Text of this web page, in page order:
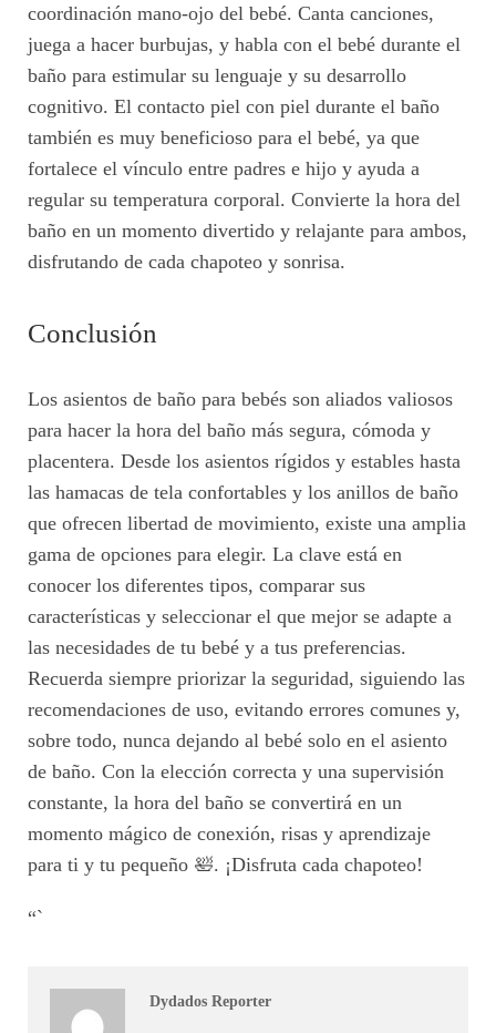
coordinación mano-ojo del bebé. Canta canciones,
juega a hacer burbujas, y habla con el bebé durante el
baño para estimular su lenguaje y su desarrollo
cognitivo. El contacto piel con piel durante el baño
también es muy beneficioso para el bebé, ya que
fortalece el vínculo entre padres e hijo y ayuda a
regular su temperatura corporal. Convierte la hora del
baño en un momento divertido y relajante para ambos,
disfrutando de cada chapoteo y sonrisa.
Conclusión
Los asientos de baño para bebés son aliados valiosos
para hacer la hora del baño más segura, cómoda y
placentera. Desde los asientos rígidos y estables hasta
las hamacas de tela confortables y los anillos de baño
que ofrecen libertad de movimiento, existe una amplia
gama de opciones para elegir. La clave está en
conocer los diferentes tipos, comparar sus
características y seleccionar el que mejor se adapte a
las necesidades de tu bebé y a tus preferencias.
Recuerda siempre priorizar la seguridad, siguiendo las
recomendaciones de uso, evitando errores comunes y,
sobre todo, nunca dejando al bebé solo en el asiento
de baño. Con la elección correcta y una supervisión
constante, la hora del baño se convertirá en un
momento mágico de conexión, risas y aprendizaje
para ti y tu pequeño 🛀. ¡Disfruta cada chapoteo!
“`
Dydados Reporter